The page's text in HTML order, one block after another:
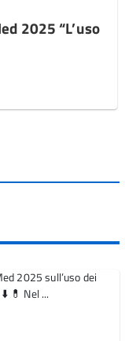
2025 “L’uso
2025 sull’uso dei
💊 Nel ...